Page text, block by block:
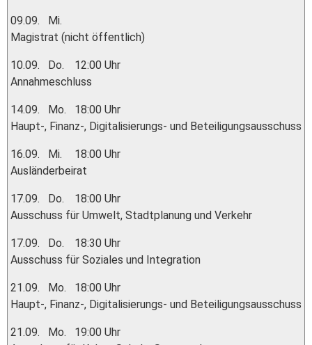
09.09.
Mi.
Magistrat (nicht öffentlich)
10.09. Do.
12:00 Uhr
Annahmeschluss
14.09. Mo.
18:00 Uhr
Haupt-, Finanz-, Digitalisierungs- und Beteiligungsausschuss
16.09. Mi.
18:00 Uhr
Ausländerbeirat
17.09. Do.
18:00 Uhr
Ausschuss für Umwelt, Stadtplanung und Verkehr
17.09. Do.
18:30 Uhr
Ausschuss für Soziales und Integration
21.09. Mo.
18:00 Uhr
Haupt-, Finanz-, Digitalisierungs- und Beteiligungsausschuss
21.09. Mo.
19:00 Uhr